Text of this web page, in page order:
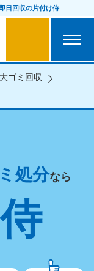
日回収の片付け侍
ゴミ回収
処分なら